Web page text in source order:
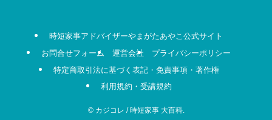
時短家事アドバイザーやまがたあやこ公式サイト
お問合せフォーム
運営会社
プライバシーポリシー
特定商取引法に基づく表記・免責事項・著作権
利用規約・受講規約
©カジコレ / 時短家事 大百科.